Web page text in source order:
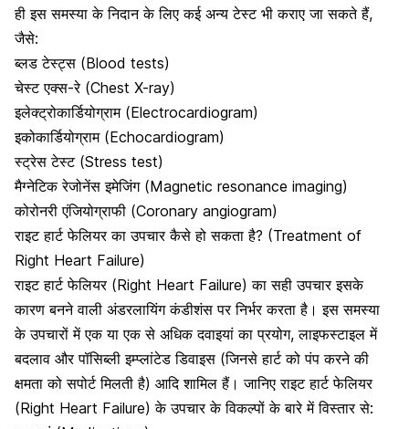
ही इस समस्या के निदान के लिए कई अन्य टेस्ट भी कराए जा सकते हैं,
जैसे:
ब्लड टेस्ट्स (Blood tests)
चेस्ट एक्स-रे (Chest X-ray)
इलेक्ट्रोकार्डियोग्राम (Electrocardiogram)
इकोकार्डियोग्राम (Echocardiogram)
स्ट्रेस टेस्ट (Stress test)
मैग्नेटिक रेजोनेंस इमेजिंग (Magnetic resonance imaging)
कोरोनरी एंजियोग्राफी (Coronary angiogram)
राइट हार्ट फेलियर का उपचार कैसे हो सकता है? (Treatment of
Right Heart Failure)
राइट हार्ट फेलियर (Right Heart Failure) का सही उपचार इसके
कारण बनने वाली अंडरलायिंग कंडीशंस पर निर्भर करता है। इससमस्या
के उपचारों में एक या एक से अधिक दवाइयांका प्रयोग, लाइफस्टाइल में
बदलाव और पॉसिब्ली इम्प्लांटेड डिवाइस (जिनसे हार्ट को पंप करने की
क्षमता को सपोर्ट मिलती है) आदि शामिल हैं। जानिए राइट हार्ट फेलियर
(Right Heart Failure) के उपचार के विकल्पों के बारे में विस्तार से: